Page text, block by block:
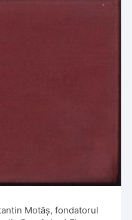
Motăș, fondatorul